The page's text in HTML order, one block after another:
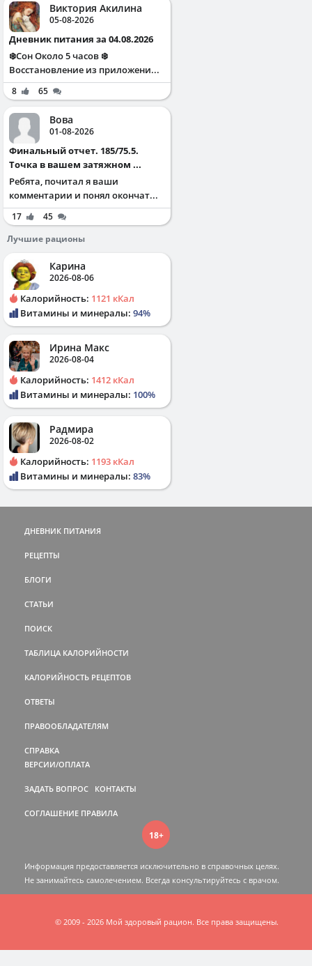
Виктория Акилина
05-08-2026
Дневник питания за 04.08.2026
❄️Сон Около 5 часов ❄️
Восстановление из приложени...
8 65
Вова
01-08-2026
Финальный отчет. 185/75.5.
Точка в вашем затяжном ...
Ребята, почитал я ваши
комментарии и понял окончат...
17
45
Лучшие рационы
Карина
2026-08-06
Калорийность: 1121 кКал
Витамины и минералы: 94%
Ирина Макс
2026-08-04
Калорийность: 1412 кКал
Витамины и минералы: 100%
Радмира
2026-08-02
Калорийность: 1193 кКал
Витамины и минералы: 83%
ДНЕВНИК ПИТАНИЯ
РЕЦЕПТЫ
БЛОГИ
СТАТЬИ
ПОИСК
ТАБЛИЦА КАЛОРИЙНОСТИ
КАЛОРИЙНОСТЬ РЕЦЕПТОВ
ОТВЕТЫ
ПРАВООБЛАДАТЕЛЯМ
СПРАВКА
ВЕРСИИ/ОПЛАТА
ЗАДАТЬ ВОПРОС КОНТАКТЫ
СОГЛАШЕНИЕ ПРАВИЛА
18+
Информация предоставляется исключительно в справочных целях.
Не занимайтесь самолечением. Всегда консультируйтесь c врачом.
© 2009 - 2026 Мой здоровый рацион. Все права защищены.